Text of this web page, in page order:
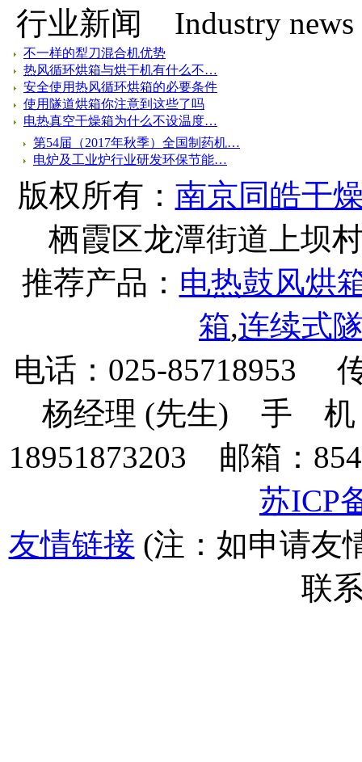
行业新闻 Industry news
不一样的犁刀混合机优势
热风循环烘箱与烘干机有什么不…
安全使用热风循环烘箱的必要条件
使用隧道烘箱你注意到这些了吗
电热真空干燥箱为什么不设温度…
第54届（2017年秋季）全国制药机…
电炉及工业炉行业研发环保节能…
版权所有： 南京同皓干
栖霞区龙潭街道上坝
推荐产品： 电热鼓风烘
箱,连续式
电话：025-85718953
杨经理 (先生) 手 机：
18951873203 邮箱：
苏ICP
友情链接 (注：如申请友
联